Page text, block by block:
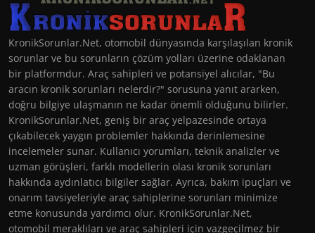
KronikSorunlar.Net, otomobil dünyasında karşılaşılan kronik
sorunlar ve bu sorunların çözüm yolları üzerine odaklanan
bir platformdur. Araç sahipleri ve potansiyel alıcılar, "Bu
aracın kronik sorunları nelerdir?" sorusuna yanıt ararken,
doğru bilgiye ulaşmanın ne kadar önemli olduğunu bilirler.
KronikSorunlar.Net, geniş bir araç yelpazesinde ortaya
çıkabilecek yaygın problemler hakkında derinlemesine
incelemeler sunar. Kullanıcı yorumları, teknik analizler ve
uzman görüşleri, farklı modellerin olası kronik sorunları
hakkında aydınlatıcı bilgiler sağlar. Ayrıca, bakım ipuçları ve
onarım tavsiyeleriyle araç sahiplerine sorunları minimize
etme konusunda yardımcı olur. KronikSorunlar.Net,
otomobil meraklıları ve araç sahipleri için vazgeçilmez bir